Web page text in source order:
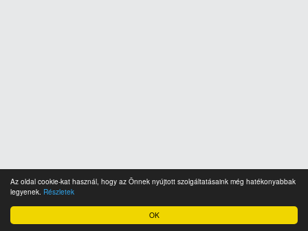
OK
Az oldal cookie-kat használ, hogy az Önnek nyújtott szolgáltatásaink még hatékonyabbak
legyenek. Részletek